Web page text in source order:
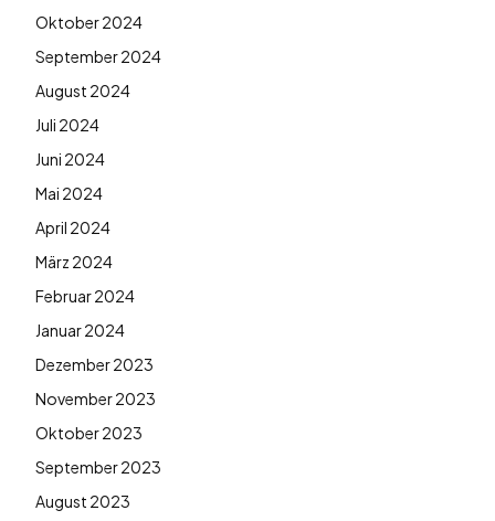
Oktober 2024
September 2024
August 2024
Juli 2024
Juni 2024
Mai 2024
April 2024
März 2024
Februar 2024
Januar 2024
Dezember 2023
November 2023
Oktober 2023
September 2023
August 2023